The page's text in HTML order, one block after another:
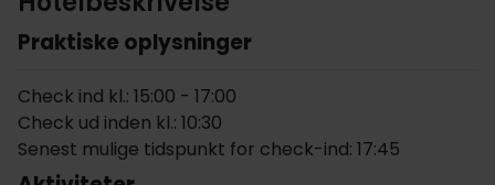
lokale råvarer, hvoraf mange kommer direkte fra
kroens egen grund. Faktisk kan Christie's prale af at
have Danmarks største private urtehave, og de
producerer endda deres egen gin med urter dyrket
på stedet. Med fokus på sæsonbestemte
smagsoplevelser og lokale råvarer af høj kvalitet er
en middag på Christie's en sand fejring af det danske
Praktiske oplysninger
Check ind kl.: 15:00 - 17:00
Check ud inden kl.: 10:30
Senest mulige tidspunkt for check-ind: 17:45